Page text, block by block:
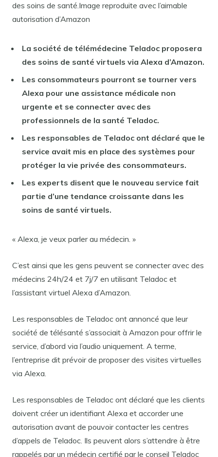
des soins de santé.Image reproduite avec l’aimable
autorisation d’Amazon
La société de télémédecine Teladoc proposera
des soins de santé virtuels via Alexa d’Amazon.
Les consommateurs pourront se tourner vers
Alexa pour une assistance médicale non
urgente et se connecter avec des
professionnels de la santé Teladoc.
Les responsables de Teladoc ont déclaré que le
service avait mis en place des systèmes pour
protéger la vie privée des consommateurs.
Les experts disent que le nouveau service fait
partie d’une tendance croissante dans les
soins de santé virtuels.
« Alexa, je veux parler au médecin. »
C’est ainsi que les gens peuvent se connecter avec des
médecins 24h/24 et 7j/7 en utilisant Teladoc et
l’assistant virtuel Alexa d’Amazon.
Les responsables de Teladoc ont annoncé que leur
société de télésanté s’associait à Amazon pour offrir le
service, d’abord via l’audio uniquement. A terme,
l’entreprise dit prévoir de proposer des visites virtuelles
via Alexa.
Les responsables de Teladoc ont déclaré que les clients
doivent créer un identifiant Alexa et accorder une
autorisation avant de pouvoir contacter les centres
d’appels de Teladoc. Ils peuvent alors s’attendre à être
rappelés par un médecin certifié par le conseil Teladoc